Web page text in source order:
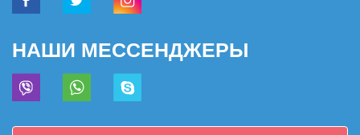
НАШИ МЕССЕНДЖЕРЫ